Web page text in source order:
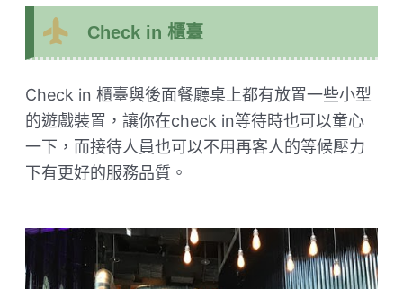
Check in 櫃臺
Check in 櫃臺與後面餐廳桌上都有放置一些小型
的遊戲裝置，讓你在check in等待時也可以童心
一下，而接待人員也可以不用再客人的等候壓力
下有更好的服務品質。